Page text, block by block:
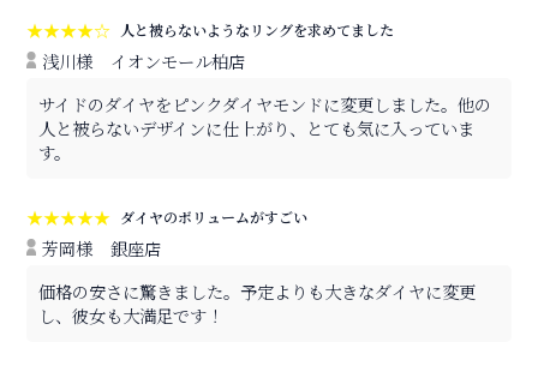
★★★★☆ 人と被らないようなリングを求めてました
浅川様
イオンモール柏店
サイドのダイヤをピンクダイヤモンドに変更しました。他の
人と被らないデザインに仕上がり、とても気に入っていま
す。
★★★★★ ダイヤのボリュームがすごい
芳岡様
銀座店
価格の安さに驚きました。予定よりも大きなダイヤに変更
し、彼女も大満足です！